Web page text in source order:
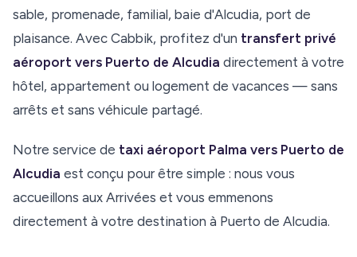
sable, promenade, familial, baie d'Alcudia, port de
plaisance. Avec Cabbik, profitez d'un transfert privé
aéroport vers Puerto de Alcudia directement à votre
hôtel, appartement ou logement de vacances — sans
arrêts et sans véhicule partagé.
Notre service de taxi aéroport Palma vers Puerto de
Alcudia est conçu pour être simple : nous vous
accueillons aux Arrivées et vous emmenons
directement à votre destination à Puerto de Alcudia.